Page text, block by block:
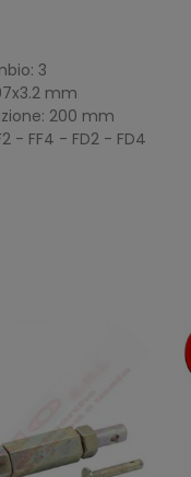
3
mm
200 mm
- FF4 - FD2 - FD4